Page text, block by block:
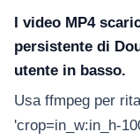
I video MP4
persistente di
utente in basso.
Usa ffmpeg per
'crop=in_w:in_h-